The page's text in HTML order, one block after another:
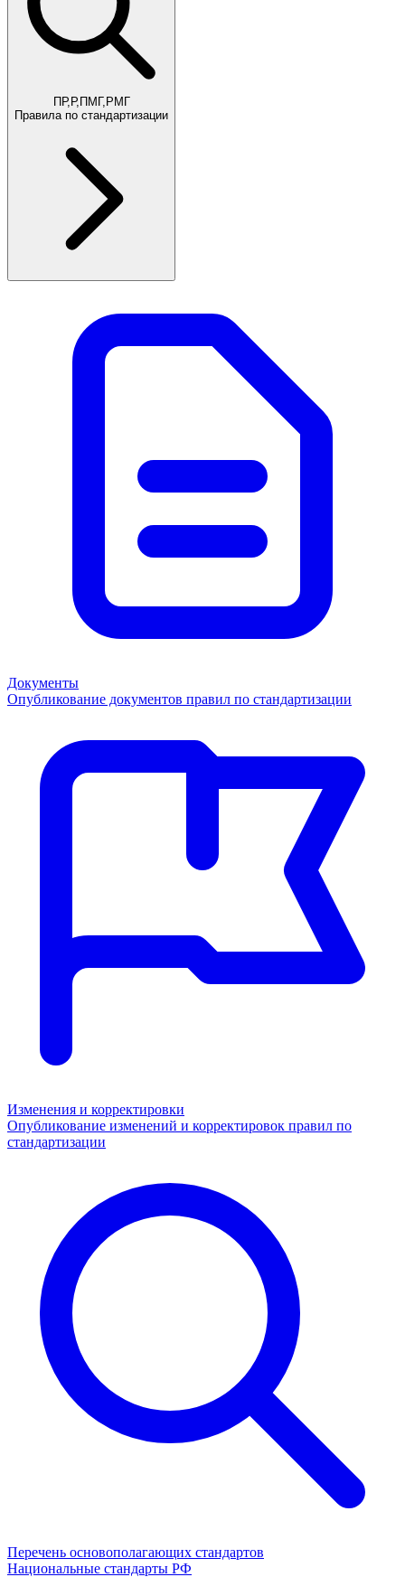
ПР,Р,ПМГ,РМГ
Правила по стандартизации
Документы
Опубликование документов правил по стандартизации
Изменения и корректировки
Опубликование изменений и корректировок правил по
стандартизации
Перечень основополагающих стандартов
Национальные стандарты РФ